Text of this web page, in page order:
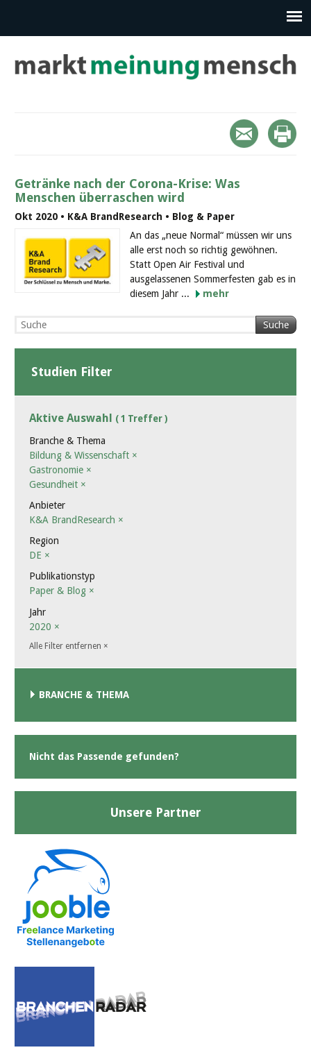
Getränke nach der Corona-Krise: Was
Menschen überraschen wird
Okt 2020 • K&A BrandResearch • Blog & Paper
An das „neue Normal“ müssen wir uns
alle erst noch so richtig gewöhnen.
Statt Open Air Festival und
ausgelassenen Sommerfesten gab es in
diesem Jahr ...
mehr
Suche
Studien Filter
Aktive Auswahl ( 1 Treffer )
Branche & Thema
Bildung & Wissenschaft ×
Gastronomie ×
Gesundheit ×
Anbieter
K&A BrandResearch ×
Region
DE ×
Publikationstyp
Paper & Blog ×
Jahr
2020 ×
Alle Filter entfernen ×
BRANCHE & THEMA
Nicht das Passende gefunden?
Unsere Partner